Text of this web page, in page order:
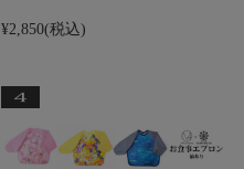
¥2,850(税込)